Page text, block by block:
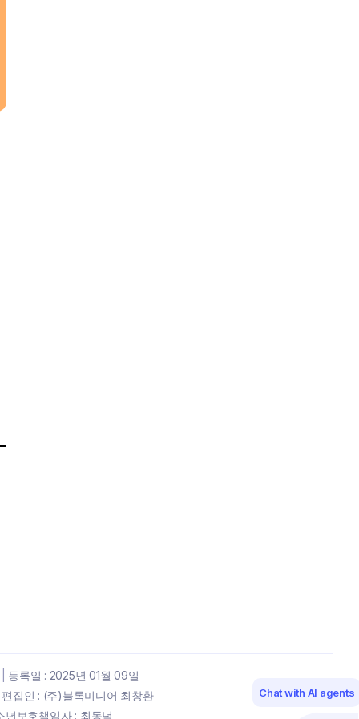
등록일 : 2025년 01월 09일
집인 : (주)블록미디어 최창환
보호책임자 : 최동녘
Chat with AI agents